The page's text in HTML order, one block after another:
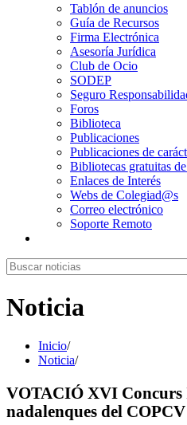
Tablón de anuncios
Guía de Recursos
Firma Electrónica
Asesoría Jurídica
Club de Ocio
SODEP
Seguro
Foros
Biblioteca
Publicaciones
Publicaciones de
Bibliotecas gratuitas
Enlaces de Interés
Webs de Colegiad@s
Correo electrónico
Soporte Remoto
Noticia
Inicio/
Noticia/
VOTACIÓ XVI Concurs
nadalenques del COPCV